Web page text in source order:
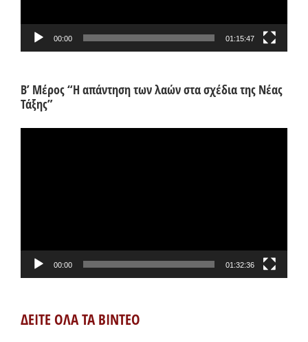
00:00 01:15:47
Β’ Μέρος “Η απάντηση των λαών στα σχέδια της Νέας
Τάξης”
00:00 01:32:36
ΔΕΙΤΕ ΟΛΑ ΤΑ ΒΙΝΤΕΟ